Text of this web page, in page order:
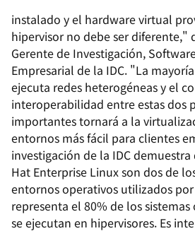
instalado y el hardware virtual
hipervisor no debe ser diferente,"
Gerente de Investigación,
Empresarial de la IDC. "La
ejecuta redes heterogéneas y el
interoperabilidad entre estas dos
importantes tornará a la
entornos más fácil para clientes
investigación de la IDC demuestra
Hat Enterprise Linux son dos de
entornos operativos utilizados
representa el 80% de los
se ejecutan en hipervisores. Es